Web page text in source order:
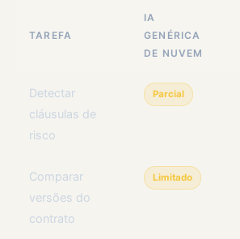
TAREFA
IA
GENÉRICA
DE NUVEM
Detectar
cláusulas de
risco
Parcial
Comparar
versões do
contrato
Limitado